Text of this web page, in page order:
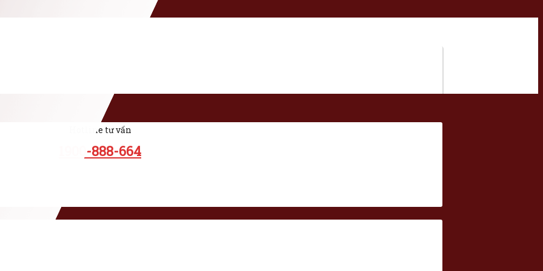
Hotline tư vấn
1900-888-664